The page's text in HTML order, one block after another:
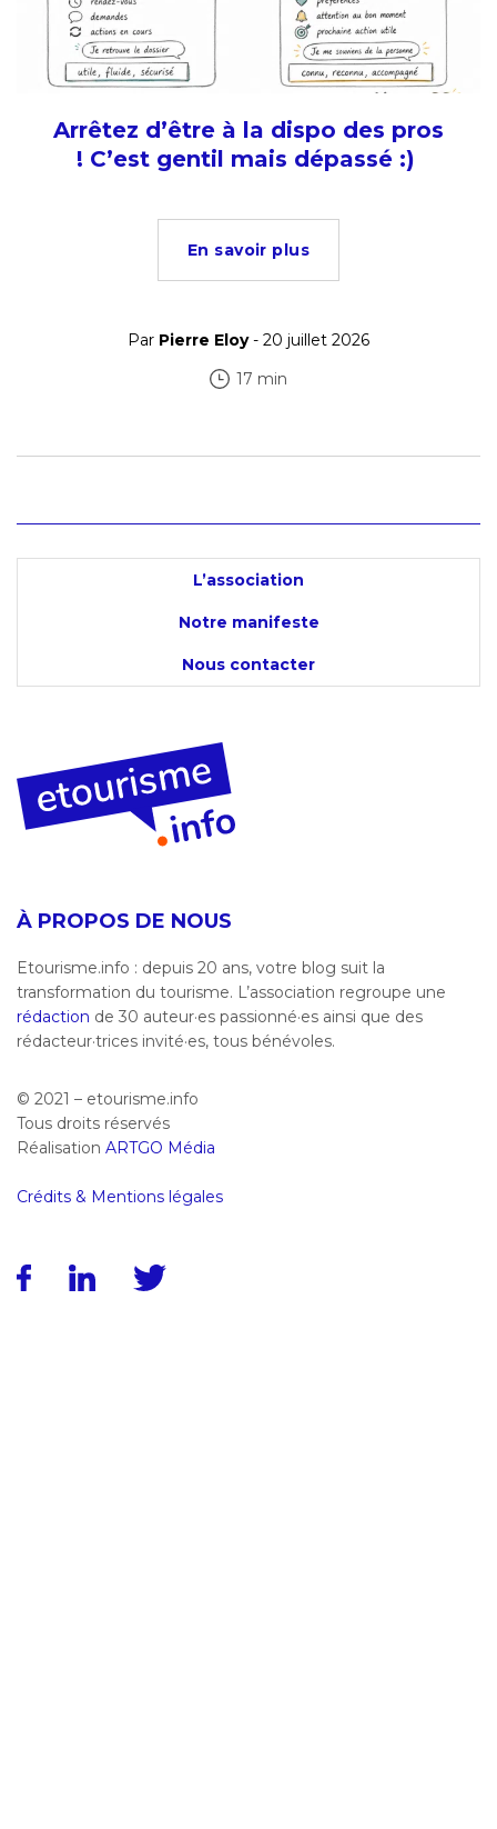
Arrêtez d’être à la dispo des pros
! C’est gentil mais dépassé :)
En savoir plus
Par Pierre Eloy- 20 juillet 2026
17 min
L’association
Notre manifeste
Nous contacter
À PROPOS DE NOUS
Etourisme.info : depuis 20 ans, votre blog suit la
transformation du tourisme. L’association regroupe une
rédaction de 30 auteur·es passionné·es ainsi que des
rédacteur·trices invité·es, tous bénévoles.
© 2021 – etourisme.info
Tous droits réservés
Réalisation ARTGO Média
Crédits & Mentions légales